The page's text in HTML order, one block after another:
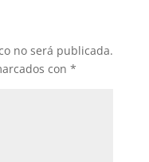
no será publicada.
con *